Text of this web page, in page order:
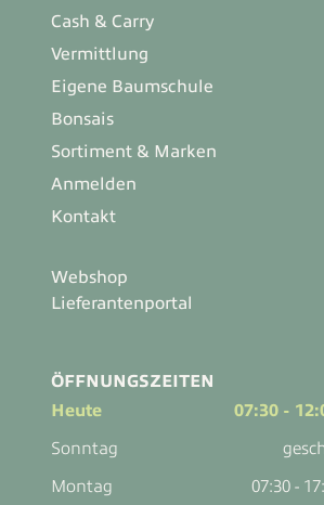
Cash & Carry
Vermittlung
Eigene Baumschule
Bonsais
Sortiment & Marken
Anmelden
Kontakt
Webshop
Lieferantenportal
ÖFFNUNGSZEITEN
Heute
07:30 -
Sonntag
Montag
07:30 -